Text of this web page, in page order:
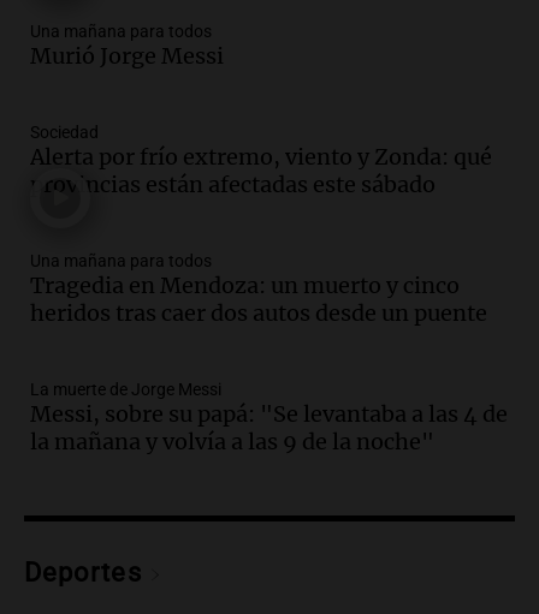
Audio.Messi llegará esta noche a
Rosario para acompañar a su familia
Episodios
Audio. Ley de Propiedad Privada: el revés
en el Congreso expuso una debilidad
Una mañana para todos
Episodios
Audio.Casabindo se prepara para una
Una mañana para todos
Episodios
Audio.Borges, abogada de Pourrain:
hacerle preguntas y nunca regresó"
Episodios
Una mañana para todos
Murió Jorge Messi
Sociedad
Alerta por frío extremo, viento y Zonda: qué
provincias están afectadas este sábado
Una mañana para todos
Tragedia en Mendoza: un muerto y cinco
heridos tras caer dos autos desde un puente
La muerte de Jorge Messi
Messi, sobre su papá: "Se levantaba a las 4 de
la mañana y volvía a las 9 de la noche"
Deportes